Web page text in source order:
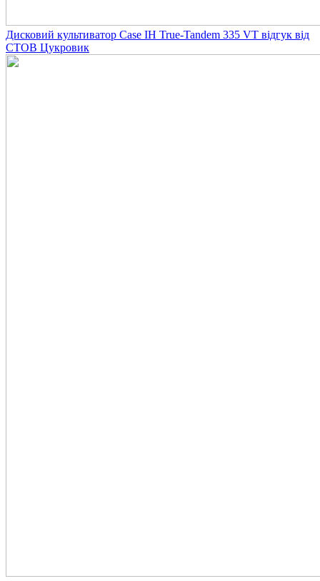
Дисковий культиватор Case IH True-Tandem 335 VT відгук від
СТОВ Цукровик